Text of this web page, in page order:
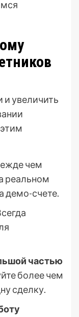
увеличить
чем
реальном
демо-счете.
частью
более чем
сделку.